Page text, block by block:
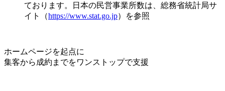
ております。日本の民営事業所数は、総務省統計局サ
イト（https://www.stat.go.jp）を参照
ホームページを起点に
集客から成約までをワンストップで支援